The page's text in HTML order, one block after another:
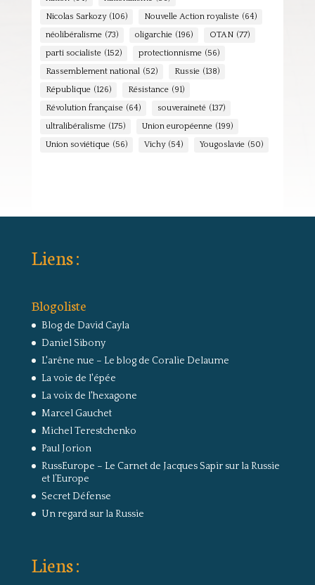
Nicolas Sarkozy (106) Nouvelle Action royaliste (64)
néolibéralisme (73) oligarchie (196) OTAN (77)
parti socialiste (152) protectionnisme (56)
Rassemblement national (52) Russie (138)
République (126) Résistance (91)
Révolution française (64) souveraineté (137)
ultralibéralisme (175) Union européenne (199)
Union soviétique (56) Vichy (54) Yougoslavie (50)
Liens :
Blogoliste
Blog de David Cayla
Daniel Sibony
L'arêne nue – Le blog de Coralie Delaume
La voie de l'épée
La voix de l'hexagone
Marcel Gauchet
Michel Terestchenko
Paul Jorion
RussEurope – Le Carnet de Jacques Sapir sur la Russie
et l’Europe
Secret Défense
Un regard sur la Russie
Liens :